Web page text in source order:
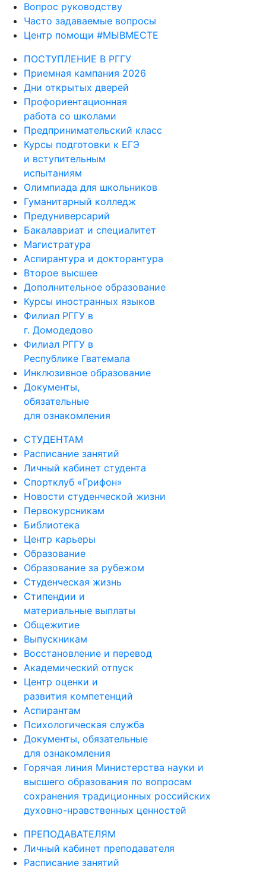
Вопрос руководству
Часто задаваемые вопросы
Центр помощи #МЫВМЕСТЕ
ПОСТУПЛЕНИЕ В РГГУ
Приемная кампания 2026
Дни открытых дверей
Профориентационная
работа со школами
Предпринимательский класс
Курсы подготовки к ЕГЭ
и вступительным
испытаниям
Олимпиада для школьников
Гуманитарный колледж
Предуниверсарий
Бакалавриат и специалитет
Магистратура
Аспирантура и докторантура
Второе высшее
Дополнительное образование
Курсы иностранных языков
Филиал РГГУ в
г. Домодедово
Филиал РГГУ в
Республике Гватемала
Инклюзивное образование
Документы,
обязательные
для ознакомления
СТУДЕНТАМ
Расписание занятий
Личный кабинет студента
Спортклуб «Грифон»
Новости студенческой жизни
Первокурсникам
Библиотека
Центр карьеры
Образование
Образование за рубежом
Студенческая жизнь
Стипендии и
материальные выплаты
Общежитие
Выпускникам
Восстановление и перевод
Академический отпуск
Центр оценки и
развития компетенций
Аспирантам
Психологическая служба
Документы, обязательные
для ознакомления
Горячая линия Министерства науки и
высшего образования по вопросам
сохранения традиционных российских
духовно-нравственных ценностей
ПРЕПОДАВАТЕЛЯМ
Личный кабинет преподавателя
Расписание занятий